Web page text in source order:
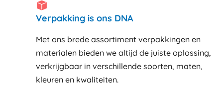
Verpakking is ons DNA
Met ons brede assortiment verpakkingen en
materialen bieden we altijd de juiste oplossing,
verkrijgbaar in verschillende soorten, maten,
kleuren en kwaliteiten.